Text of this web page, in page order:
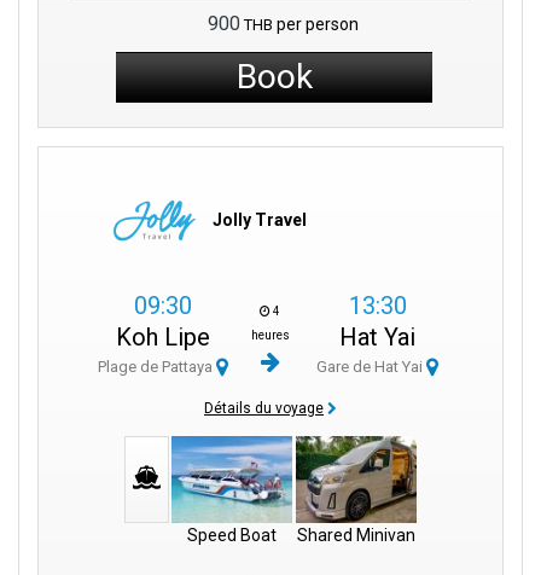
900 THB per person
Book
Jolly Travel
09:30
Koh Lipe
Plage de Pattaya
4
heures
13:30
Hat Yai
Gare de Hat Yai
Détails du voyage
Speed Boat Shared Minivan